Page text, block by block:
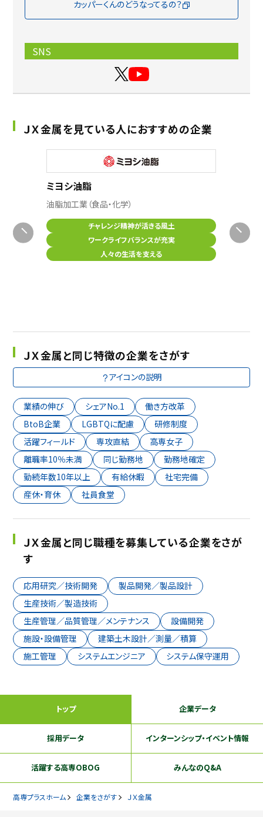
カッパーくんのどうなってるの？
SNS
ＪＸ金属を見ている人におすすめの企業
ミヨシ油脂
油脂加工業（食品・化学）
チャレンジ精神が活きる風土
ワークライフバランスが充実
人々の生活を支える
エフピ
ＪＸ金属と同じ特徴の企業をさがす
アイコンの説明
業績の伸び シェアNo.1
働き方改革
BtoB企業
LGBTQに配慮
研修制度
活躍フィールド
専攻直結
高専女子
離職率10％未満
同じ勤務地
勤務地確定
勤続年数10年以上
有給休暇
社宅完備
産休・育休
社員食堂
ＪＸ金属と同じ職種を募集している企業をさが
す
応用研究／技術開発
製品開発／製品設計
生産技術／製造技術
生産管理／品質管理／メンテナンス
設備開発
施設・設備管理
建築土木設計／測量／積算
施工管理
システムエンジニア システム保守運用
トップ 企業データ
採用データ インターンシップ・イベント情報
活躍する高専OBOG みんなのQ&A
高専プラスホーム 企業をさがす ＪＸ金属